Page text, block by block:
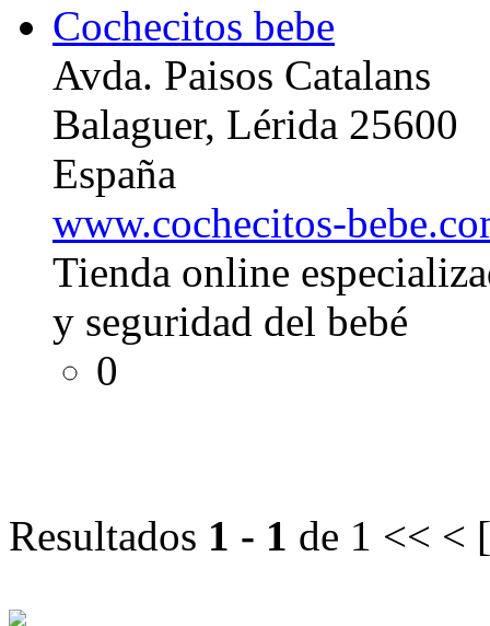
Cochecitos bebe
Avda. Paisos Catalans
Balaguer, Lérida 25600
España
www.cochecitos-
Tienda online
y seguridad del bebé
0
Resultados 1 - 1 de 1 << < [